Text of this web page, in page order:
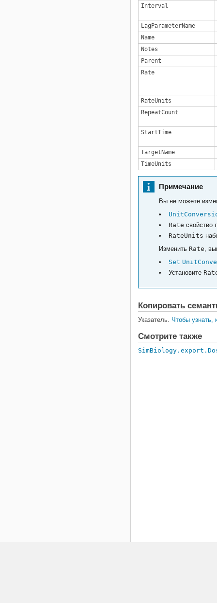
Interval
LagParameterName
Name
Notes
Parent
Rate
RateUnits
RepeatCount
StartTime
TargetName
TimeUnits
Примечание
Вы не можете
Rate свойство
RateUnits
Изменить Rate,
Set
Установите
Копировать
Указатель. Чтобы узнать,
Смотрите также